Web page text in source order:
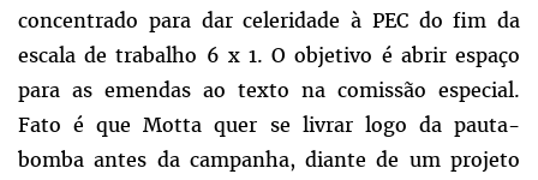
concentrado para dar celeridade à PEC do fim da
escala de trabalho 6 x 1. O objetivo é abrir espaço
para as emendas ao texto na comissão especial.
Fato é que Motta quer se livrar logo da pauta-
bomba antes da campanha, diante de um projeto